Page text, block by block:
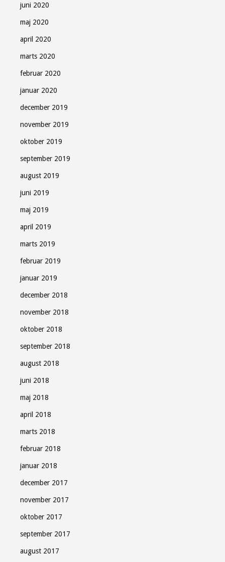
juni 2020
maj 2020
april 2020
marts 2020
februar 2020
januar 2020
december 2019
november 2019
oktober 2019
september 2019
august 2019
juni 2019
maj 2019
april 2019
marts 2019
februar 2019
januar 2019
december 2018
november 2018
oktober 2018
september 2018
august 2018
juni 2018
maj 2018
april 2018
marts 2018
februar 2018
januar 2018
december 2017
november 2017
oktober 2017
september 2017
august 2017